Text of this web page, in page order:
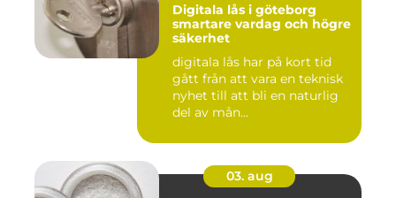
Digitala lås i göteborg
smartare vardag och högre
säkerhet
digitala lås har på kort tid
gått från att vara en teknisk
nyhet till att bli en naturlig
del av mån...
03. aug